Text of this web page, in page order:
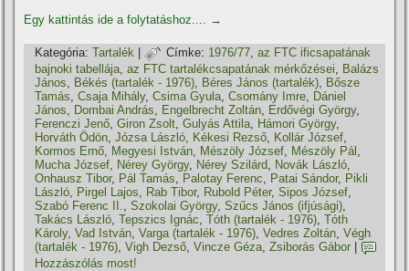
Egy kattintás ide a folytatáshoz.... →
Kategória: Tartalék | Címke: 1976/77,az FTC ificsapatának
bajnoki tabellája,az FTC tartalékcsapatának mérkőzései, Balázs
János, Békés (tartalék - 1976), Béres János (tartalék), Bősze
Tamás,Csaja Mihály,Csima Gyula,Csomány Imre, Dániel
János, Dombai András, Engelbrecht Zoltán, Erdővégi György,
Ferenczi Jenő,Giron Zsolt,Gulyás Attila, Hámori György,
Horváth Ödön,Józsa László, Kékesi Rezső, Kollár József,
Kormos Ernő, Megyesi István, Mészöly József, Mészöly Pál ,
Mucha József, Nérey György, Nérey Szilárd, Novák László,
Onhausz Tibor, Pál Tamás, Palotay Ferenc, Patai Sándor, Pikli
László, Pirgel Lajos, Rab Tibor, Rubold Péter,Sipos József,
Szabó Ferenc II.,Szokolai György,Szűcs János (ifjúsági),
Takács László,Tepszics Ignác,Tóth (tartalék - 1976),Tóth
Károly,Vad István,Varga (tartalék - 1976),Vedres Zoltán,Végh
(tartalék - 1976),Vigh Dezső,Vincze Géza,Zsiborás Gábor
Hozzászólás most!